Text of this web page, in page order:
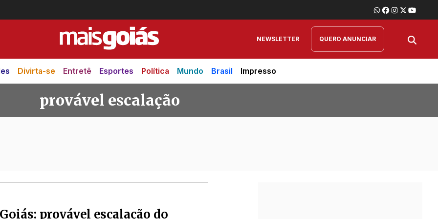
NEWSLETTER QUERO ANUNCIAR
Divirta-se Entretê Esportes Política Mundo Brasil Impresso
provável escalação
provável escalação do